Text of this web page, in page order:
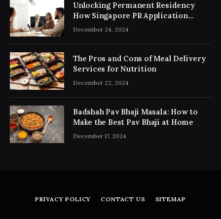
Unlocking Permanent Residency
How Singapore PR Application
Consultancy Simplifies the Process
December 24, 2024
The Pros and Cons of Meal Delivery
Services for Nutrition
December 22, 2024
Badshah Pav Bhaji Masala: How to
Make the Best Pav Bhaji at Home
December 17, 2024
PRIVACY POLICY CONTACT US SITEMAP